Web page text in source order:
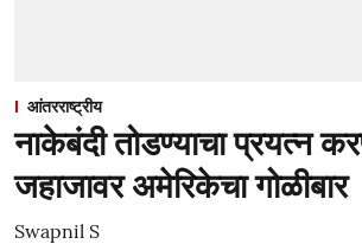
आंतरराष्ट्रीय
नाकेबंदी तोडण्याचा प्रयत्न
जहाजावर अमेरिकेचा गोळीबार
Swapnil S